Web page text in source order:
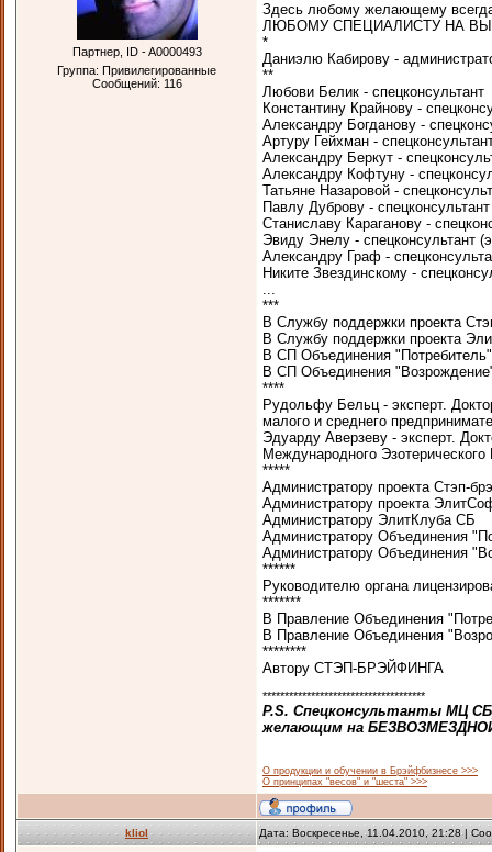
Партнер, ID - A0000493
Группа: Привилегированные
Сообщений: 116
Здесь любому желающему
ЛЮБОМУ СПЕЦИАЛИСТУ НА
*
Даниэлю Кабирову -
**
Любови Белик - спецконсультант
Константину Крайнову -
Александру Богданову -
Артуру Гейхман -
Александру Беркут -
Александру Кофтуну -
Татьяне Назаровой -
Павлу Дуброву -
Станиславу Караганову -
Эвиду Энелу - спецконсультант
Александру Граф -
Никите Звездинскому -
...
***
В Службу поддержки проекта
В Службу поддержки проекта
В СП Объединения "Потребитель"
В СП Объединения
****
Рудольфу Бельц - эксперт.
малого и среднего
Эдуарду Аверзеву - эксперт.
Международного
*****
Администратору проекта Стэп-
Администратору проекта
Администратору ЭлитКлуба СБ
Администратору Объединения
Администратору Объединения
******
Руководителю органа
*******
В Правление Объединения
В Правление Объединения
********
Автору СТЭП-БРЭЙФИНГА
*************************************
P.S. Спецконсультанты МЦ
желающим на
О продукции и обучении в Брэйфбизнесе >>>
О принципах "весов" и "шеста" >>>
kliol Дата: Воскресенье, 11.04.2010, 21:28 |